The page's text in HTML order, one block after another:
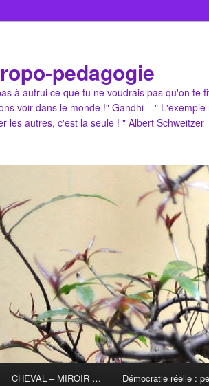
pedagogie
à autrui ce que tu ne voudrais pas qu'on te
voir dans le monde !" Gandhi – "
les autres, c'est la seule ! " Albert Schweitzer
CHEVAL – MIROIR … Démocratie réelle :